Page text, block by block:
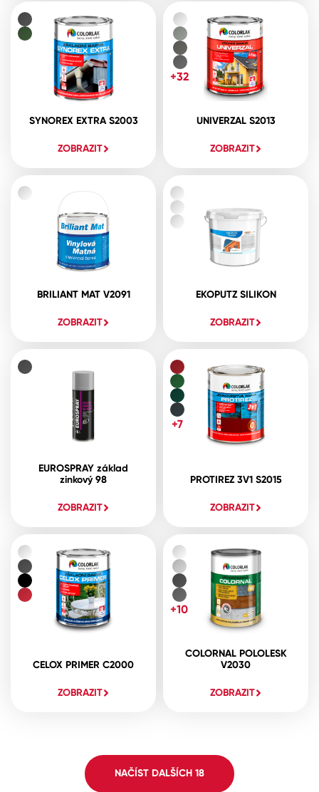
SYNOREX EXTRA S2003
ZOBRAZIT
UNIVERZAL S2013
ZOBRAZIT
+32
BRILIANT MAT V2091
ZOBRAZIT
EKOPUTZ SILIKON
ZOBRAZIT
EUROSPRAY základ
zinkový 98
ZOBRAZIT
PROTIREZ 3V1 S2015
ZOBRAZIT
+7
CELOX PRIMER C2000
ZOBRAZIT
COLORNAL POLOLESK
V2030
ZOBRAZIT
+10
NAČÍST DALŠÍCH 18